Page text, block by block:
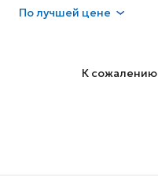
Получшей цене
К